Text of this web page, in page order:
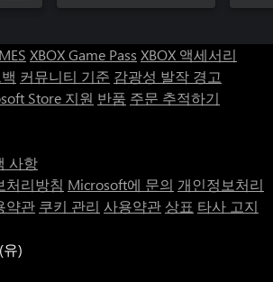
XBOX Game Pass XBOX 액세서리
커뮤니티 기준 감광성 발작 경고
Store 지원 반품 주문 추적하기
사항
처리방침 Microsoft에 문의 개인정보처리
약관 쿠키 관리 사용약관 상표 타사 고지
)